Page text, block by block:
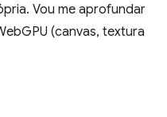
Vou me aprofundar
(canvas, textura